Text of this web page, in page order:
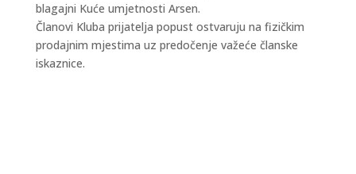
blagajni Kuće umjetnosti Arsen.
Članovi Kluba prijatelja popust ostvaruju na fizičkim
prodajnim mjestima uz predočenje važeće članske
iskaznice.